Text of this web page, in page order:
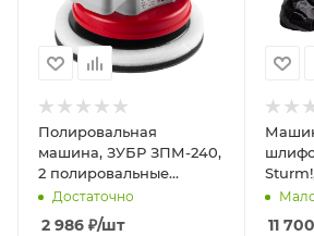
Полировальная
машина, ЗУБР ЗПМ-240,
2 полировальные
насадки, 3200 об/мин,
240 мм,140 Вт
Достаточно
2 986 ₽/шт
сумка
11 700